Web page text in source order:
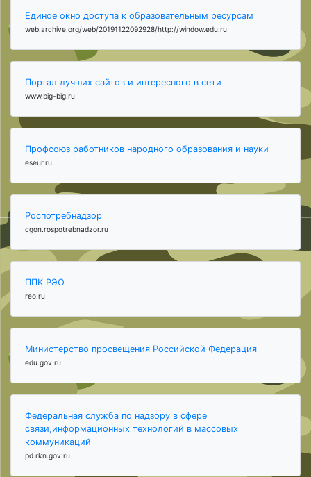
Единое окно доступа к образовательным ресурсам
web.archive.org/web/20191122092928/http://window.edu.ru
Портал лучших сайтов и интересного в сети
www.big-big.ru
Профсоюз работников народного образования и науки
eseur.ru
Роспотребнадзор
cgon.rospotrebnadzor.ru
ППК РЭО
reo.ru
Министерство просвещения Российской Федерация
edu.gov.ru
Федеральная служба по надзору в сфере
связи,информационных технологий в массовых
коммуникаций
pd.rkn.gov.ru